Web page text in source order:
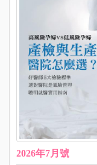
2026年7月號